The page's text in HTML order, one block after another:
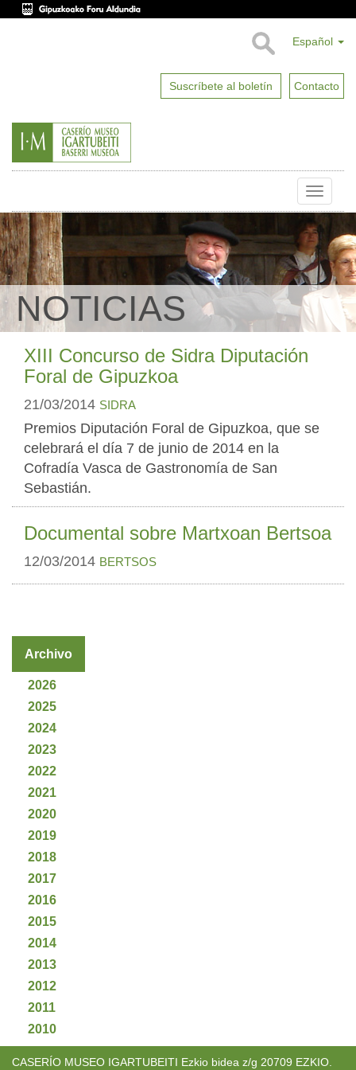
Español
Suscríbete al boletín Contacto
Toggle
NOTICIAS
XIII Concurso de Sidra Diputación
Foral de Gipuzkoa
21/03/2014 SIDRA
Premios Diputación Foral de Gipuzkoa, que se
celebrará el día 7 de junio de 2014 en la
Cofradía Vasca de Gastronomía de San
Sebastián.
Documental sobre Martxoan Bertsoa
12/03/2014 BERTSOS
Archivo
2026
2025
2024
2023
2022
2021
2020
2019
2018
2017
2016
2015
2014
2013
2012
2011
2010
CASERÍO MUSEO IGARTUBEITI Ezkio bidea z/g 20709 EZKIO.